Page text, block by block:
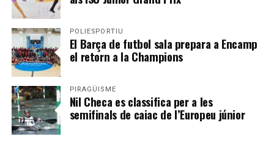
POLIESPORTIU
El Barça de futbol sala prepara a Encamp
el retorn a la Champions
PIRAGÜISME
Nil Checa es classifica per a les
semifinals de caiac de l’Europeu júnior